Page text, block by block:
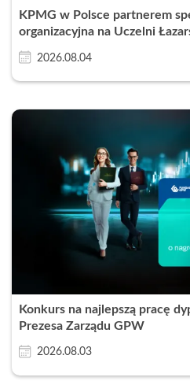
KPMG w Polsce partnerem
organizacyjna na Uczelni
2026.08.04
Konkurs na najlepszą pracę
Prezesa Zarządu GPW
2026.08.03